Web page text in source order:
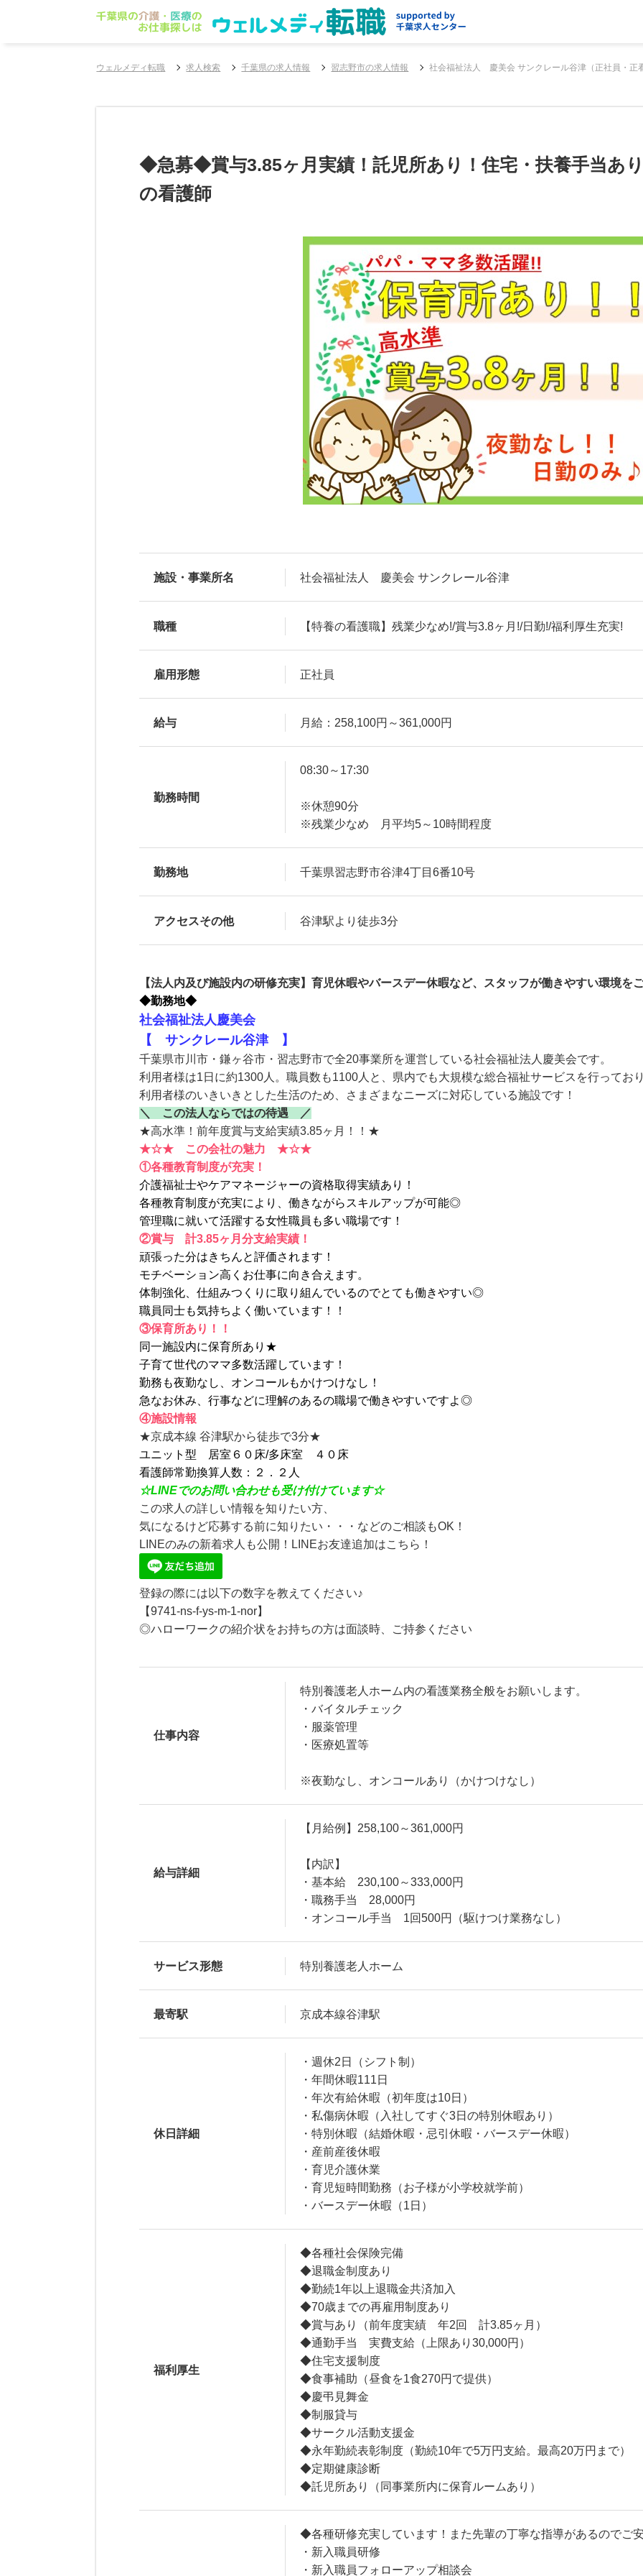
ウェルメディ転職 求人検索 千葉県の求人情報 習志野市の求人情報 社会福祉法人 慶美会 サンクレール谷津（正社員・正
◆急募◆賞与3.85ヶ月実績！託児所あり！住宅・扶養手当あ
の看護師
施設・事業所名 社会福祉法人 慶美会 サンクレール谷津
職種 【特養の看護職】残業少なめ!/賞与3.8ヶ月!/日勤!/福利厚生充実!
雇用形態 正社員
給与 月給：258,100円～361,000円
勤務時間
08:30～17:30
※休憩90分
※残業少なめ 月平均5～10時間程度
勤務地 千葉県習志野市谷津4丁目6番10号
アクセスその他 谷津駅より徒歩3分
【法人内及び施設内の研修充実】育児休暇やバースデー休暇など、スタッフが働きやすい環境を
◆勤務地◆
社会福祉法人慶美会
【 サンクレール谷津】
千葉県市川市・鎌ヶ谷市・習志野市で全20事業所を運営している社会福祉法人慶美会です。
利用者様は1日に約1300人。職員数も1100人と、県内でも大規模な総合福祉サービスを行っており
利用者様のいきいきとした生活のため、さまざまなニーズに対応している施設です！
＼ この法人ならではの待遇 ／
★高水準！前年度賞与支給実績3.85ヶ月！！★
★☆★ この会社の魅力 ★☆★
①各種教育制度が充実！
介護福祉士やケアマネージャーの資格取得実績あり！
各種教育制度が充実により、働きながらスキルアップが可能◎
管理職に就いて活躍する女性職員も多い職場です！
②賞与 計3.85ヶ月分支給実績！
頑張った分はきちんと評価されます！
モチベーション高くお仕事に向き合えます。
体制強化、仕組みつくりに取り組んでいるのでとても働きやすい◎
職員同士も気持ちよく働いています！！
③保育所あり！！
同一施設内に保育所あり★
子育て世代のママ多数活躍しています！
勤務も夜勤なし、オンコールもかけつけなし！
急なお休み、行事などに理解のあるの職場で働きやすいですよ◎
④施設情報
★京成本線 谷津駅から徒歩で3分★
ユニット型 居室６０床/多床室 ４０床
看護師常勤換算人数：２．２人
☆LINEでのお問い合わせも受け付けています☆
この求人の詳しい情報を知りたい方、
気になるけど応募する前に知りたい・・・などのご相談もOK！
LINEのみの新着求人も公開！LINEお友達追加はこちら！
登録の際には以下の数字を教えてください♪
【9741-ns-f-ys-m-1-nor】
◎ハローワークの紹介状をお持ちの方は面談時、ご持参ください
仕事内容
特別養護老人ホーム内の看護業務全般をお願いします。
・バイタルチェック
・服薬管理
・医療処置等
※夜勤なし、オンコールあり（かけつけなし）
給与詳細
【月給例】258,100～361,000円
【内訳】
・基本給 230,100～333,000円
・職務手当 28,000円
・オンコール手当 1回500円（駆けつけ業務なし）
サービス形態 特別養護老人ホーム
最寄駅 京成本線谷津駅
休日詳細
・週休2日（シフト制）
・年間休暇111日
・年次有給休暇（初年度は10日）
・私傷病休暇（入社してすぐ3日の特別休暇あり）
・特別休暇（結婚休暇・忌引休暇・バースデー休暇）
・産前産後休暇
・育児介護休業
・育児短時間勤務（お子様が小学校就学前）
・バースデー休暇（1日）
福利厚生
◆各種社会保険完備
◆退職金制度あり
◆勤続1年以上退職金共済加入
◆70歳までの再雇用制度あり
◆賞与あり（前年度実績 年2回 計3.85ヶ月）
◆通勤手当 実費支給（上限あり30,000円）
◆住宅支援制度
◆食事補助（昼食を1食270円で提供）
◆慶弔見舞金
◆制服貸与
◆サークル活動支援金
◆永年勤続表彰制度（勤続10年で5万円支給。最高20万円まで）
◆定期健康診断
◆託児所あり（同事業所内に保育ルームあり）
◆各種研修充実しています！また先輩の丁寧な指導があるのでご安
・新入職員研修
・新入職員フォローアップ相談会